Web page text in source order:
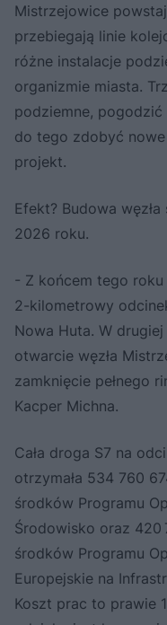
Mistrzejowice
przebiegają linie
różne instalacje
organizmie miasta.
podziemne,
do tego zdobyć
projekt.
Efekt? Budowa
2026 roku.
- Z końcem tego
2-kilometrowy
Nowa Huta. W
otwarcie węzła
zamknięcie pełnego
Kacper Michna.
Cała droga S7 na
otrzymała 534 760
środków Programu
Środowisko oraz 420
środków Programu
Europejskie na
Koszt prac to prawie